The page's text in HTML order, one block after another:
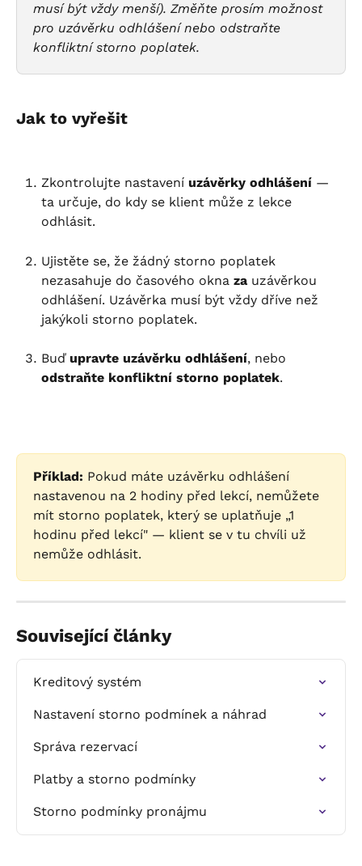
musí být vždy menší). Změňte prosím možnost
pro uzávěrku odhlášení nebo odstraňte
konfliktní storno poplatek.
Jak to vyřešit
Zkontrolujte nastavení uzávěrky odhlášení —
ta určuje, do kdy se klient může z lekce
odhlásit.
Ujistěte se, že žádný storno poplatek
nezasahuje do časového okna za uzávěrkou
odhlášení. Uzávěrka musí být vždy dříve než
jakýkoli storno poplatek.
Buď upravte uzávěrku odhlášení, nebo
odstraňte konfliktní storno poplatek.
Příklad: Pokud máte uzávěrku odhlášení
nastavenou na 2 hodiny před lekcí, nemůžete
mít storno poplatek, který se uplatňuje „1
hodinu před lekcí" — klient se v tu chvíli už
nemůže odhlásit.
Související články
Kreditový systém
Nastavení storno podmínek a náhrad
Správa rezervací
Platby a storno podmínky
Storno podmínky pronájmu